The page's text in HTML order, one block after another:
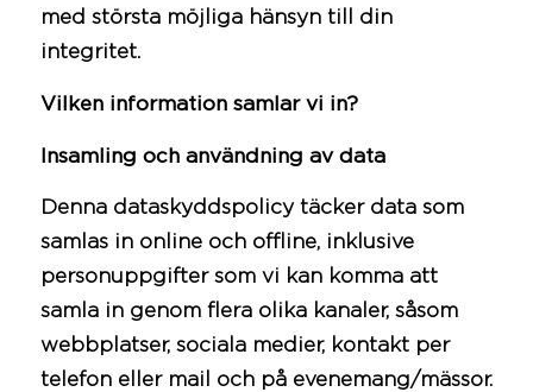
med största möjliga hänsyn till din
integritet.
Vilken information samlar vi in?
Insamling och användning av data
Denna dataskyddspolicy täcker data som
samlas in online och offline, inklusive
personuppgifter som vi kan komma att
samla in genom flera olika kanaler, såsom
webbplatser, sociala medier, kontakt per
telefon eller mail och på evenemang/mässor.